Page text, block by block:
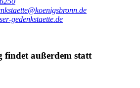
gedenkstaette.de
findet außerdem statt